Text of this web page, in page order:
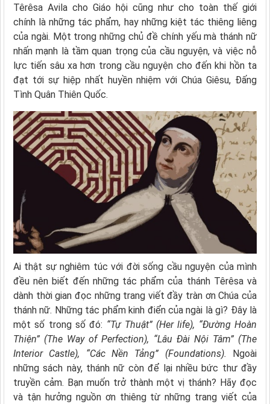
Têrêsa Avila cho Giáo hội cũng như cho toàn thế giới
chính là những tác phẩm, hay những kiệt tác thiêng liêng
của ngài. Một trong những chủ đề chính yếu mà thánh nữ
nhấn mạnh là tầm quan trọng của cầu nguyện, và việc nỗ
lực tiến sâu xa hơn trong cầu nguyện cho đến khi hồn ta
đạt tới sự hiệp nhất huyền nhiệm với Chúa Giêsu, Đấng
Tình Quân Thiên Quốc.
Ai thật sự nghiêm túc với đời sống cầu nguyện của mình
đều nên biết đến những tác phẩm của thánh Têrêsa và
dành thời gian đọc những trang viết đầy tràn ơn Chúa của
thánh nữ. Những tác phẩm kinh điển của ngài là gì? Đây là
một số trong số đó: “Tự Thuật” (Her life), “Đường Hoàn
Thiện” (The Way of Perfection), “Lâu Đài Nội Tâm” (The
Interior Castle), “Các Nền Tảng” (Foundations). Ngoài
những sách này, thánh nữ còn để lại nhiều bức thư đầy
truyền cảm. Bạn muốn trở thành một vị thánh? Hãy đọc
và tận hưởng nguồn ơn thiêng từ những trang viết của